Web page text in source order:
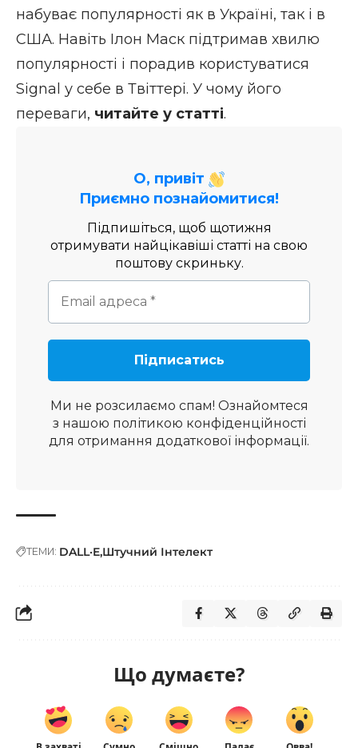
набуває популярності як в Україні, так і в
США. Навіть Ілон Маск підтримав хвилю
популярності і порадив користуватися
Signal у себе в Твіттері. У чому його
переваги, читайте у статті.
О, привіт
Приємно познайомитися!
Підпишіться, щоб щотижня
отримувати найцікавіші статті на свою
поштову скриньку.
Ми не розсилаємо спам! Ознайомтеся
з нашою політикою конфіденційності
для отримання додаткової інформації.
ТЕМИ: DALL·E Штучний Інтелект
Що думаєте?